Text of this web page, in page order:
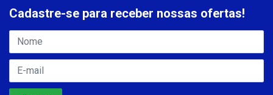
Cadastre-se para receber nossas ofertas!